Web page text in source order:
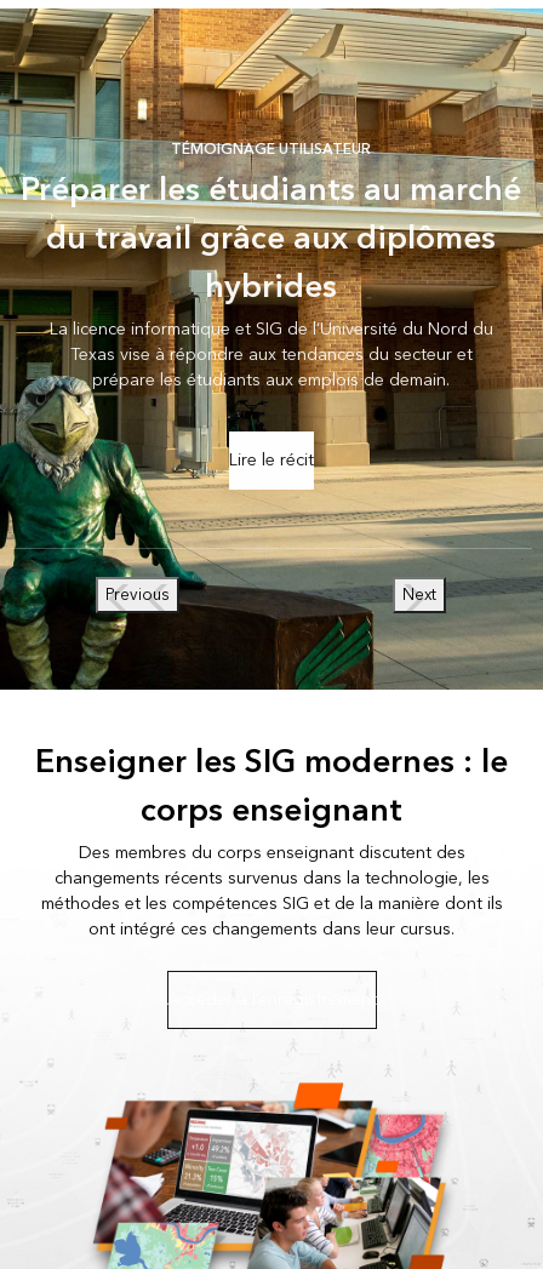
TÉMOIGNAGE UTILISATEUR
Préparer les étudiants au marché
du travail grâce aux diplômes
hybrides
La licence informatique et SIG de l’Université du Nord du
Texas vise à répondre aux tendances du secteur et
prépare les étudiants aux emplois de demain.
Lire le récit
Previous Next
Enseigner les SIG modernes : le
corps enseignant
Des membres du corps enseignant discutent des
changements récents survenus dans la technologie, les
méthodes et les compétences SIG et de la manière dont ils
ont intégré ces changements dans leur cursus.
Accéder à l’enregistrement